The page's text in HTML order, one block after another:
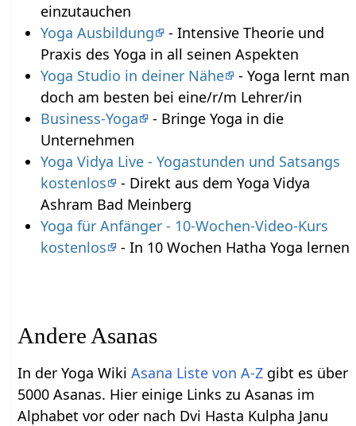
einzutauchen
Yoga Ausbildung
- Intensive Theorie und
Praxis des Yoga in all seinen Aspekten
Yoga Studio in deiner Nähe
- Yoga lernt man
doch am besten bei eine/r/m Lehrer/in
Business-Yoga
- Bringe Yoga in die
Unternehmen
Yoga Vidya Live - Yogastunden und Satsangs
kostenlos
- Direkt aus dem Yoga Vidya
Ashram Bad Meinberg
Yoga für Anfänger - 10-Wochen-Video-Kurs
kostenlos
- In 10 Wochen Hatha Yoga lernen
Andere Asanas
In der Yoga WikiAsana Liste von A-Z gibt es über
5000 Asanas. Hier einige Links zu Asanas im
Alphabet vor oder nach Dvi Hasta Kulpha Janu